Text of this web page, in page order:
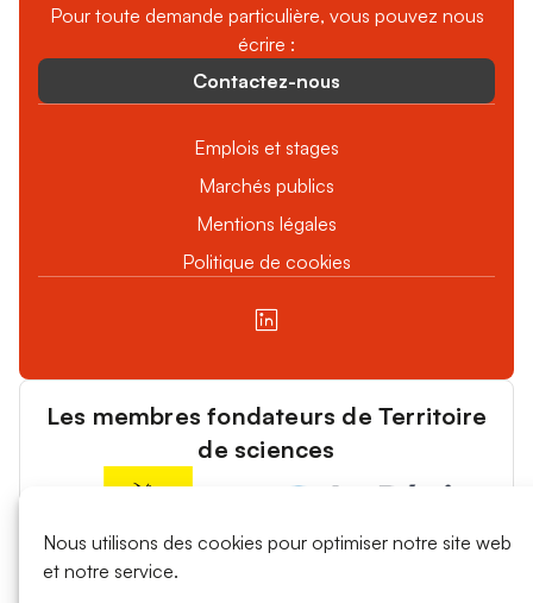
Nous utilisons des cookies pour optimiser notre site web
et notre service.
Pour toute demande particulière, vous pouvez nous
écrire :
Contactez-nous
Emplois et stages
Marchés publics
Mentions légales
Politique de cookies
Les membres fondateurs de Territoire
de sciences